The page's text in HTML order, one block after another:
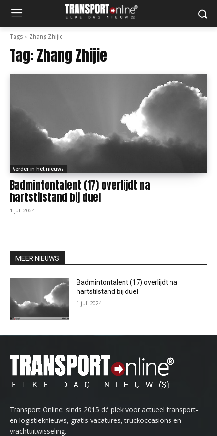
Tags Zhang Zhijie
Tag:Zhang Zhijie
Verder in het nieuws
Badmintontalent (17) overlijdt na
hartstilstand bij duel
1 juli 2024
MEER NIEUWS
Badmintontalent (17) overlijdt na
hartstilstand bij duel
1 juli 2024
Transport Online: sinds 2015 dé plek voor actueel transport-
en logistieknieuws, gratis vacatures, truckoccasions en
vrachtuitwisseling.